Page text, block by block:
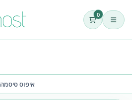
0
איפוס סיסמה